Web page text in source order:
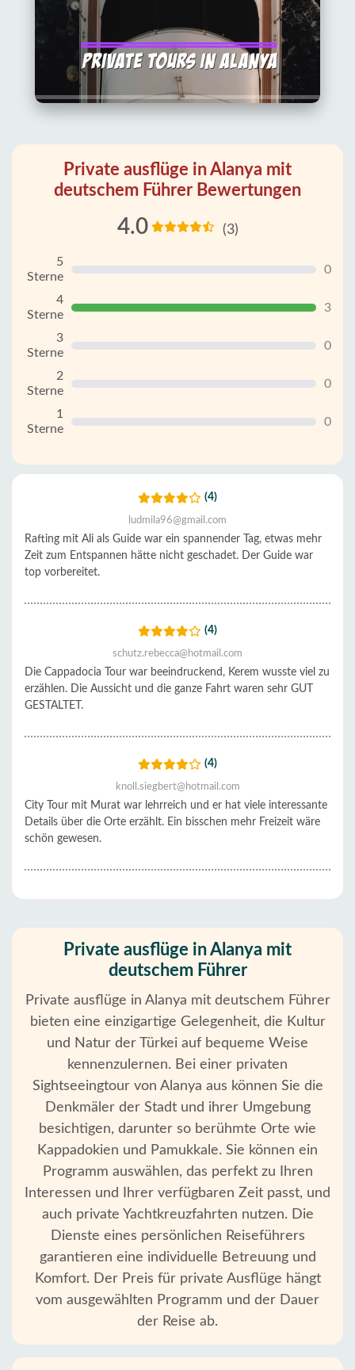
Private ausflüge in Alanya mit
deutschem Führer Bewertungen
4.0 (3)
5
Sterne
0
4
Sterne
3
3
Sterne
0
2
Sterne
0
1
Sterne
0
(4)
ludmila96@gmail.com
Rafting mit Ali als Guide war ein spannender Tag, etwas mehr
Zeit zum Entspannen hätte nicht geschadet. Der Guide war
top vorbereitet.
(4)
schutz.rebecca@hotmail.com
Die Cappadocia Tour war beeindruckend, Kerem wusste viel zu
erzählen. Die Aussicht und die ganze Fahrt waren sehr GUT
GESTALTET.
(4)
knoll.siegbert@hotmail.com
City Tour mit Murat war lehrreich und er hat viele interessante
Details über die Orte erzählt. Ein bisschen mehr Freizeit wäre
schön gewesen.
Private ausflüge in Alanya mit
deutschem Führer
Private ausflüge in Alanya mit deutschem Führer
bieten eine einzigartige Gelegenheit, die Kultur
und Natur der Türkei auf bequeme Weise
kennenzulernen. Bei einer privaten
Sightseeingtour von Alanya aus können Sie die
Denkmäler der Stadt und ihrer Umgebung
besichtigen, darunter so berühmte Orte wie
Kappadokien und Pamukkale. Sie können ein
Programm auswählen, das perfekt zu Ihren
Interessen und Ihrer verfügbaren Zeit passt, und
auch private Yachtkreuzfahrten nutzen. Die
Dienste eines persönlichen Reiseführers
garantieren eine individuelle Betreuung und
Komfort. Der Preis für private Ausflüge hängt
vom ausgewählten Programm und der Dauer
der Reise ab.